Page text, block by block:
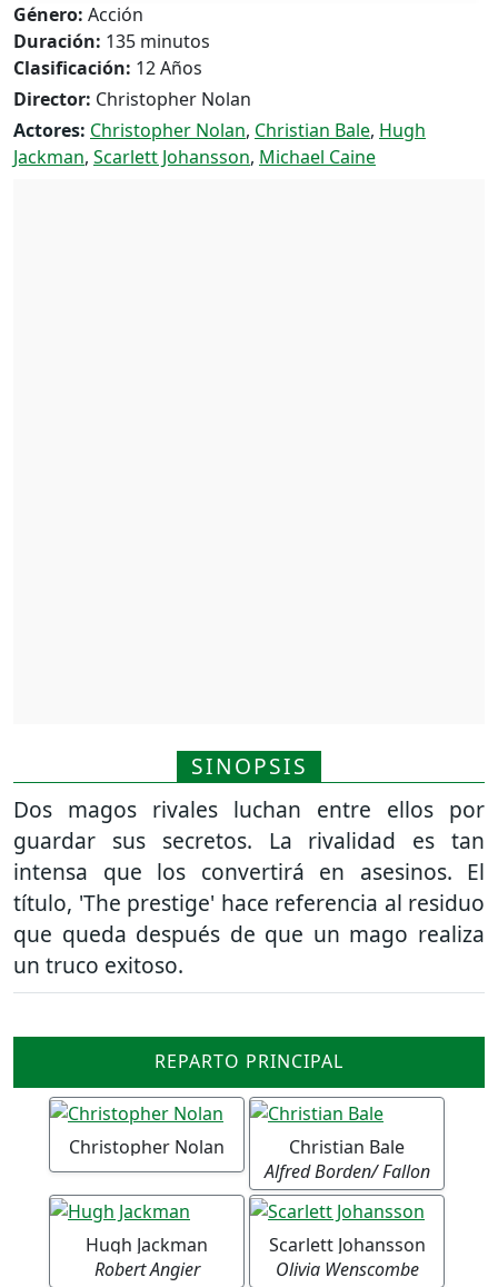
Género: Acción
Duración: 135 minutos
Clasificación: 12 Años
Director: Christopher Nolan
Actores: Christopher Nolan, Christian Bale, Hugh
Jackman, Scarlett Johansson, Michael Caine
SINOPSIS
Dos magos rivales luchan entre ellos por
guardar sus secretos. La rivalidad es tan
intensa que los convertirá en asesinos. El
título, 'The prestige' hace referencia al residuo
que queda después de que un mago realiza
un truco exitoso.
REPARTO PRINCIPAL
Christopher Nolan
Christian Bale
Alfred Borden/ Fallon
Hugh Jackman
Robert Angier
Scarlett Johansson
Olivia Wenscombe